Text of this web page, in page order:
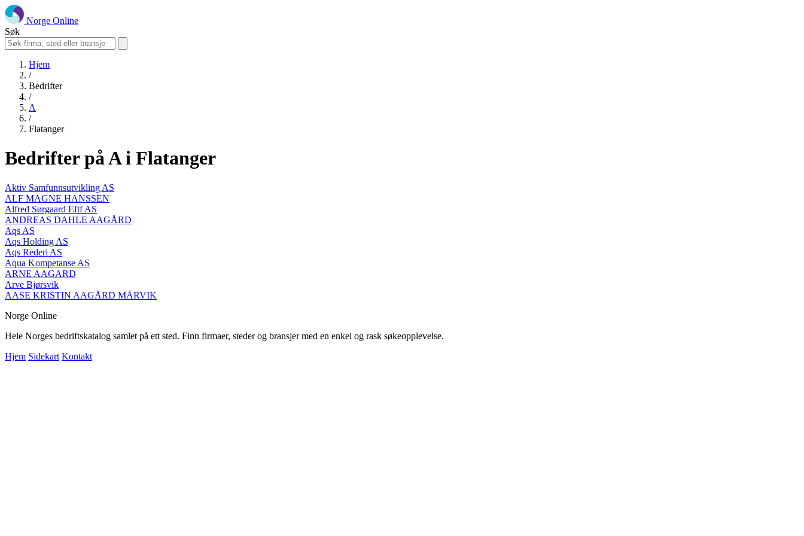
Norge Online
Søk
Hjem
/
Bedrifter
/
A
/
Flatanger
Bedrifter på A i Flatanger
Aktiv Samfunnsutvikling AS
ALF MAGNE HANSSEN
Alfred Sørgaard Eftf AS
ANDREAS DAHLE AAGÅRD
Aqs AS
Aqs Holding AS
Aqs Rederi AS
Aqua Kompetanse AS
ARNE AAGARD
Arve Bjørsvik
AASE KRISTIN AAGÅRD MÅRVIK
Norge Online
Hele Norges bedriftskatalog samlet på ett sted. Finn firmaer, steder og bransjer med en enkel og rask søkeopplevelse.
Hjem Sidekart Kontakt